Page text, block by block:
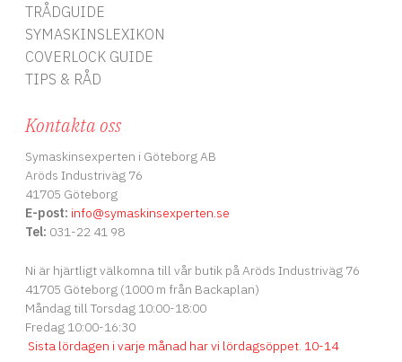
TRÅDGUIDE
SYMASKINSLEXIKON
COVERLOCK GUIDE
TIPS & RÅD
Kontakta oss
Symaskinsexperten i Göteborg AB
Aröds Industriväg 76
41705 Göteborg
E-post: info@symaskinsexperten.se
Tel: 031-22 41 98
Ni är hjärtligt välkomna till vår butik på Aröds Industriväg 76
41705 Göteborg (1000 m från Backaplan)
Måndag till Torsdag 10:00-18:00
Fredag 10:00-16:30
Sista lördagen i varje månad har vi lördagsöppet. 10-14